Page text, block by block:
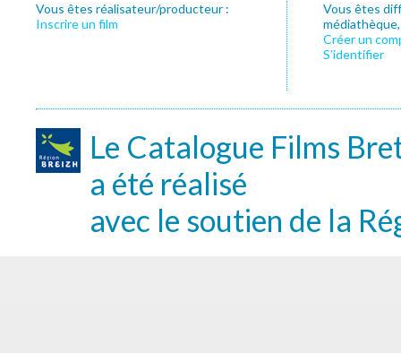
Vous êtes réalisateur/producteur :
Inscrire un film
Vous êtes
Créer un
S’identifier
Le Catalogue Films
a été réalisé
avec le soutien de la